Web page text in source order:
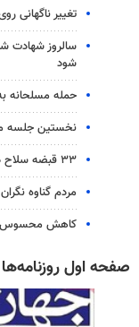
تغییر ناگهانی
سالروز شهادت
شود
حمله مسلحانه به
نخستین جلسه
۳۳ قبضه سلاح در مرزهای آذربایجان‌غربی کشف شد
مردم گناوه
کاهش محسوس دما
صفحه اول روزنامه‌ها